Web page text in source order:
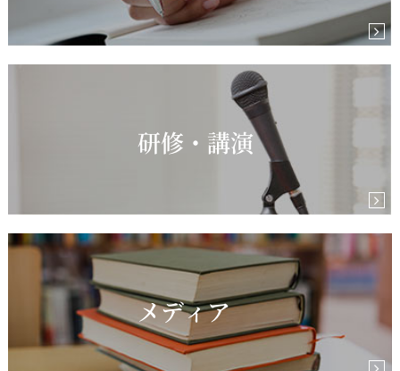
研修・講演
メディア